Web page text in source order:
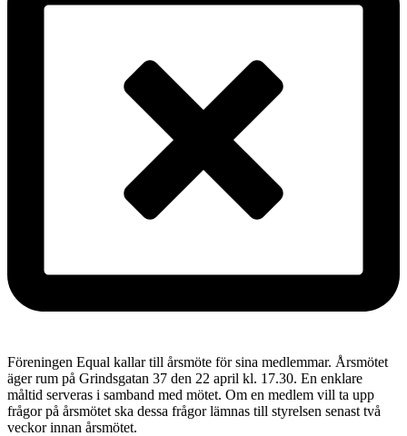
Föreningen Equal kallar till årsmöte för sina medlemmar. Årsmötet
äger rum på Grindsgatan 37 den 22 april kl. 17.30. En enklare
måltid serveras i samband med mötet. Om en medlem vill ta upp
frågor på årsmötet ska dessa frågor lämnas till styrelsen senast två
veckor innan årsmötet.